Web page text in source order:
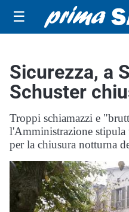
☰
Sicurezza, a
Schuster
Troppi schiamazzi e
l'Amministrazione
per la chiusura notturna